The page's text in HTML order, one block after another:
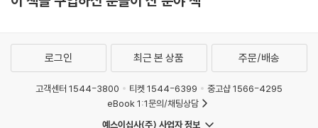
로그인 최근 본 상품 주문/배송
고객센터 1544-3800 티켓 1544-6399
중고샵 1566-4295
eBook 1:1문의/채팅상담
예스이십사(주) 사업자 정보